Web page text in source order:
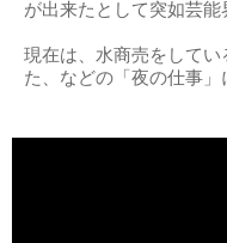
が出来たとして突如芸能
現在は、水商売をして
た、などの「夜の仕事」